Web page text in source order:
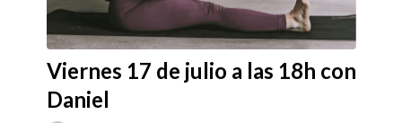
Viernes 17 de julio a las 18h con
Daniel